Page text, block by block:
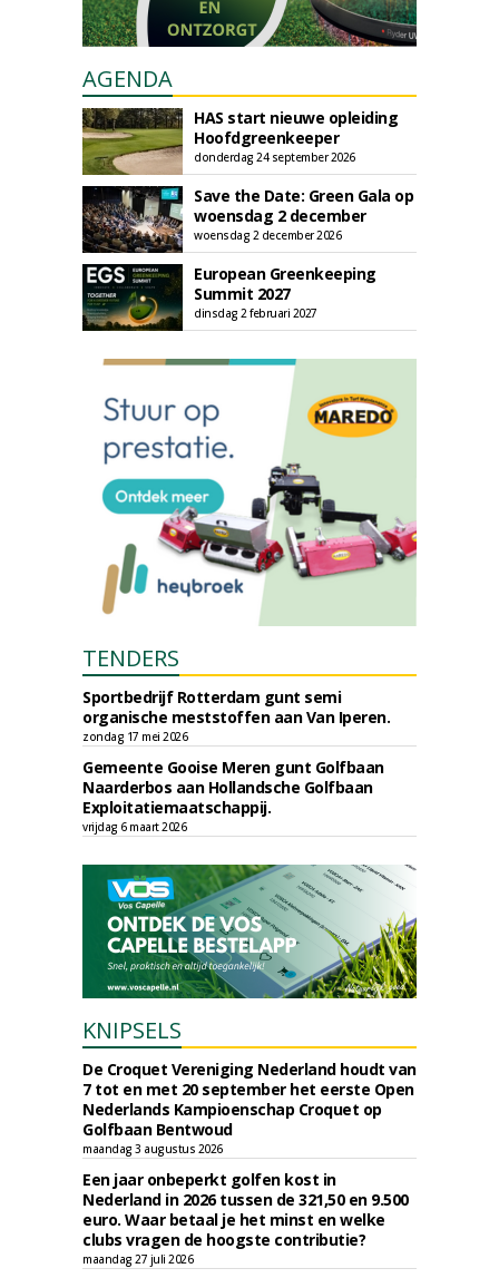
AGENDA
HAS start nieuwe opleiding
Hoofdgreenkeeper
donderdag 24 september 2026
Save the Date: Green Gala op
woensdag 2 december
woensdag 2 december 2026
European Greenkeeping
Summit 2027
dinsdag 2 februari 2027
TENDERS
Sportbedrijf Rotterdam gunt semi
organische meststoffen aan Van Iperen.
zondag 17 mei 2026
Gemeente Gooise Meren gunt Golfbaan
Naarderbos aan Hollandsche Golfbaan
Exploitatiemaatschappij.
vrijdag 6 maart 2026
KNIPSELS
De Croquet Vereniging Nederland houdt van
7 tot en met 20 september het eerste Open
Nederlands Kampioenschap Croquet op
Golfbaan Bentwoud
maandag 3 augustus 2026
Een jaar onbeperkt golfen kost in
Nederland in 2026 tussen de 321,50 en 9.500
euro. Waar betaal je het minst en welke
clubs vragen de hoogste contributie?
maandag 27 juli 2026